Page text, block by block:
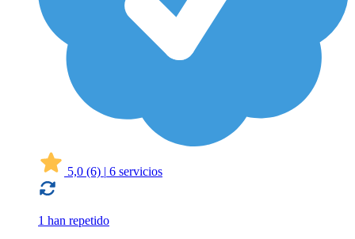
5,0 (6) | 6 servicios
1 han repetido